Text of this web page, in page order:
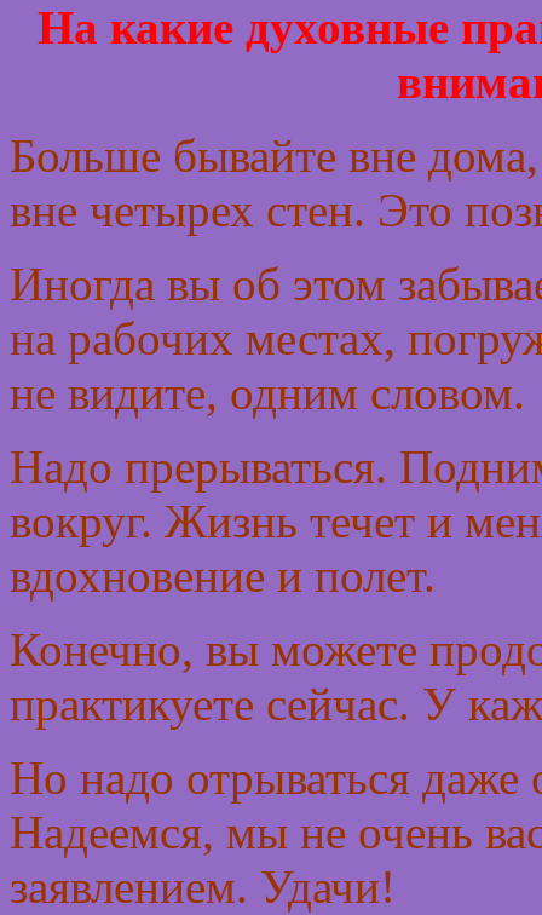
На какие духовные
Больше бывайте вне
вне четырех стен. Это
Иногда вы об этом
на рабочих местах,
не видите, одним словом.
Надо прерываться.
вокруг. Жизнь течет и
вдохновение и полет.
Конечно, вы можете
практикуете сейчас. У
Но надо отрываться даже
Надеемся, мы не очень
заявлением. Удачи!